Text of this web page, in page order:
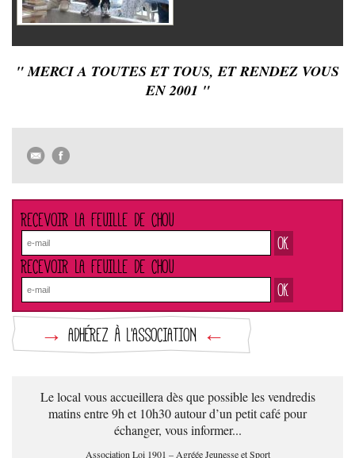
" MERCI A TOUTES ET TOUS, ET RENDEZ VOUS
EN 2001 "
RECEVOIR LA FEUILLE DE CHOU
RECEVOIR LA FEUILLE DE CHOU
→ ADHÉREZ À L'ASSOCIATION ←
Le local vous accueillera dès que possible les vendredis
matins entre 9h et 10h30 autour d’un petit café pour
échanger, vous informer...
Association Loi 1901 – Agréée Jeunesse et Sport